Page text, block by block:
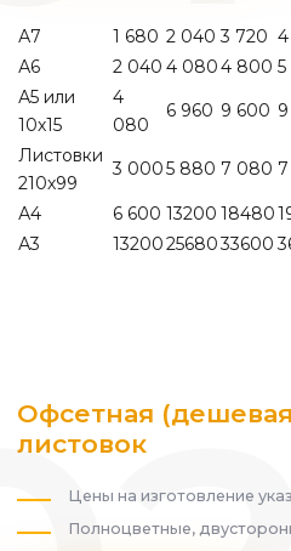
А7 1 680 2 040 3 720
А6
2 040 4 0804 800
А5 или
10х15
4
080
6 960 9 600
Листовки
210х99
3 0005 880 7 080
А4 6 600 13200 18480
А3
132002568033600
Офсетная
листовок
Цены на изготовление
Полноцветные,